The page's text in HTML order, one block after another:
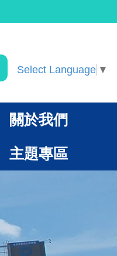
Select Language ▼
關於我們
主題專區